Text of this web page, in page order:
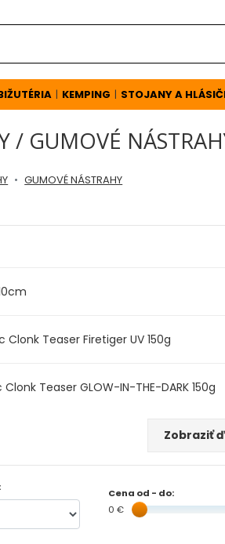
| KEMPING | STOJANY A
/ GUMOVÉ
GUMOVÉ NÁSTRAHY
Teaser Firetiger UV 150g
Teaser GLOW-IN-THE-DARK 150g
Zobraziť
Cena od - do:
0 €